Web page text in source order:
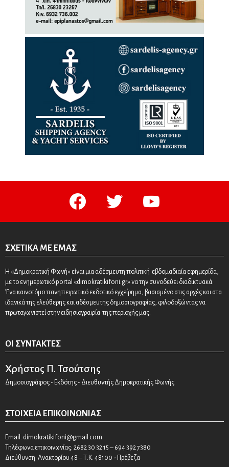
facebook twitter youtube
ΣΧΕΤΙΚΆ ΜΕ ΕΜΆΣ
Η «Δημοκρατική Φωνή» είναι μια αδέσμευτη πολιτική εβδομαδιαία εφημερίδα,
με το ενημερωτικό portal «dimokratikifoni.gr» να την συνοδεύει διαδικτυακά.
Ένα καινοτόμο πανηπειρωτικό εκδοτικό εγχείρημα, βασισμένο στις αρχές και στα
ιδανικά της ελεύθερης και αδέσμευτης δημοσιογραφίας, φιλοδοξώντας να
πρωταγωνιστεί στην ειδησιογραφία της περιοχής μας.
ΟΙ ΣΥΝΤΆΚΤΕΣ
Χρήστος Π. Τσούτσης
Δημοσιογράφος - Εκδότης - Διευθυντής Δημοκρατικής Φωνής
ΣΤΟΙΧΕΊΑ ΕΠΙΚΟΙΝΩΝΊΑΣ
Email: dimokratikifoni@gmail.com
Τηλέφωνα επικοινωνίας: 2682 30 32 15 – 694 392 7380
Διεύθυνση: Ανακτορίου 48 – Τ.Κ. 48100 - Πρέβεζα